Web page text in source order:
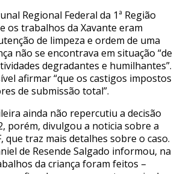
Regional Federal da 1ª Região
os trabalhos da Xavante eram
de limpeza e ordem de uma
não se encontrava em situação “de
degradantes e humilhantes”.
afirmar “que os castigos impostos
de submissão total”.
ainda não repercutiu a decisão
porém, divulgou a noticia sobre a
que traz mais detalhes sobre o caso.
de Resende Salgado informou, na
da criança foram feitos –